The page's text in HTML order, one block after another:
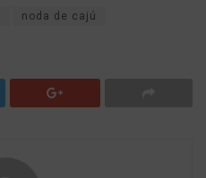
noda de cajú